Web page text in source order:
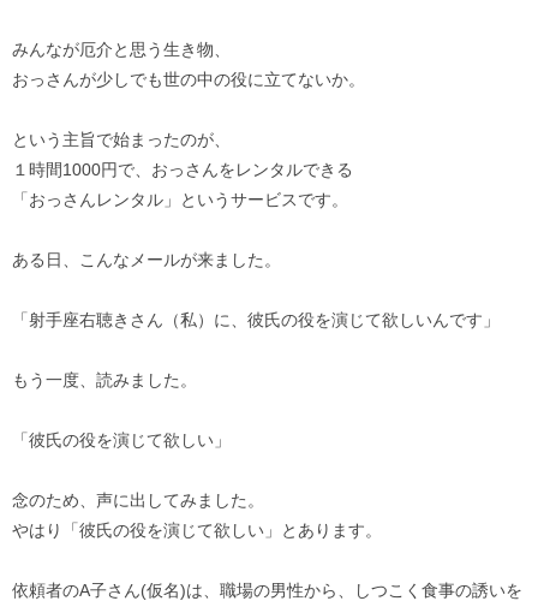
みんなが厄介と思う生き物、
おっさんが少しでも世の中の役に立てないか。
という主旨で始まったのが、
１時間1000円で、おっさんをレンタルできる
「おっさんレンタル」というサービスです。
ある日、こんなメールが来ました。
「射手座右聴きさん（私）に、彼氏の役を演じて欲しいんです」
もう一度、読みました。
「彼氏の役を演じて欲しい」
念のため、声に出してみました。
やはり「彼氏の役を演じて欲しい」とあります。
依頼者のA子さん(仮名)は、職場の男性から、しつこく食事の誘いを